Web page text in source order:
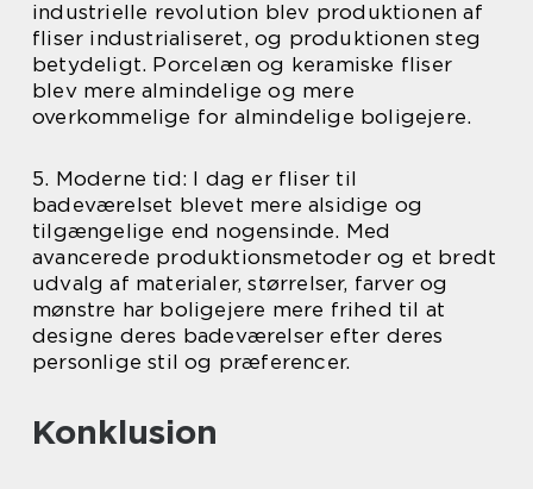
industrielle revolution blev produktionen af
fliser industrialiseret, og produktionen steg
betydeligt. Porcelæn og keramiske fliser
blev mere almindelige og mere
overkommelige for almindelige boligejere.
5. Moderne tid: I dag er fliser til
badeværelset blevet mere alsidige og
tilgængelige end nogensinde. Med
avancerede produktionsmetoder og et bredt
udvalg af materialer, størrelser, farver og
mønstre har boligejere mere frihed til at
designe deres badeværelser efter deres
personlige stil og præferencer.
Konklusion